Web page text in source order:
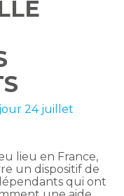
jour 24 juillet
lieu en France,
un dispositif de
qui ont